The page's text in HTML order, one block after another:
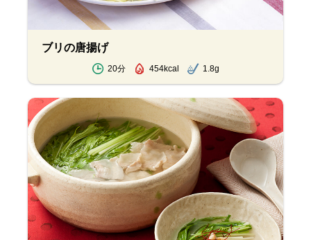
ブリの唐揚げ
20分 454kcal 1.8g